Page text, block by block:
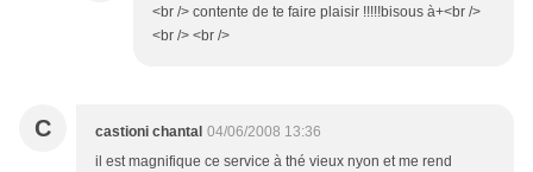
<br /> contente de te faire plaisir !!!!!bisous à+<br />
<br /> <br />
C castioni chantal 04/06/2008 13:36
il est magnifique ce service à thé vieux nyon et me rend